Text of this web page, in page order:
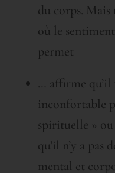
du corps. Mais
où le
permet
… affirme qu’il
inconfortable
spirituelle » ou
qu’il n’y a pas
mental et